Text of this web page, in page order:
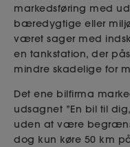
markedsføring med
bæredygtige eller
været sager med
en tankstation, der
mindre skadelige for
Det ene bilfirma
udsagnet ”En bil til
uden at være
dog kun køre 50 km